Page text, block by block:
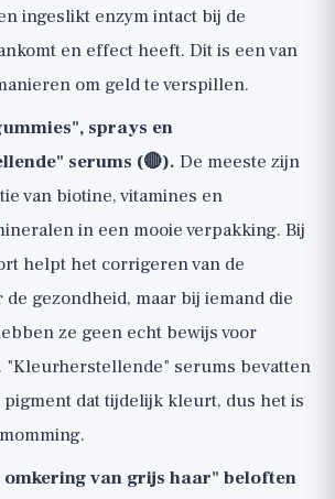
ingeslikt enzym intact bij de
en effect heeft. Dit is een van
om geld te verspillen.
sprays en
serums (🔴). De meeste zijn
van biotine, vitamines en
in een mooie verpakking. Bij
helpt het corrigeren van de
de gezondheid, maar bij iemand die
ze geen echt bewijs voor
serums bevatten
pigment dat tijdelijk kleurt, dus het is
van grijs haar" beloften